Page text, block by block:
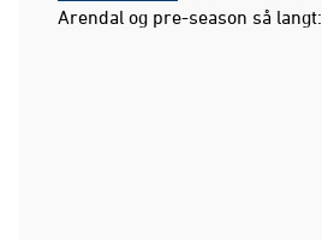
Arendal og pre-season så langt: